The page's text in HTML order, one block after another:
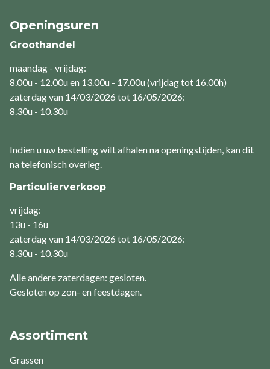
Openingsuren
Groothandel
maandag - vrijdag:
8.00u - 12.00u en 13.00u - 17.00u (vrijdag tot 16.00h)
zaterdag van 14/03/2026 tot 16/05/2026:
8.30u - 10.30u
Indien u uw bestelling wilt afhalen na openingstijden, kan dit
na telefonisch overleg.
Particulierverkoop
vrijdag:
13u - 16u
zaterdag van 14/03/2026 tot 16/05/2026:
8.30u - 10.30u
Alle andere zaterdagen: gesloten.
Gesloten op zon- en feestdagen.
Assortiment
Grassen